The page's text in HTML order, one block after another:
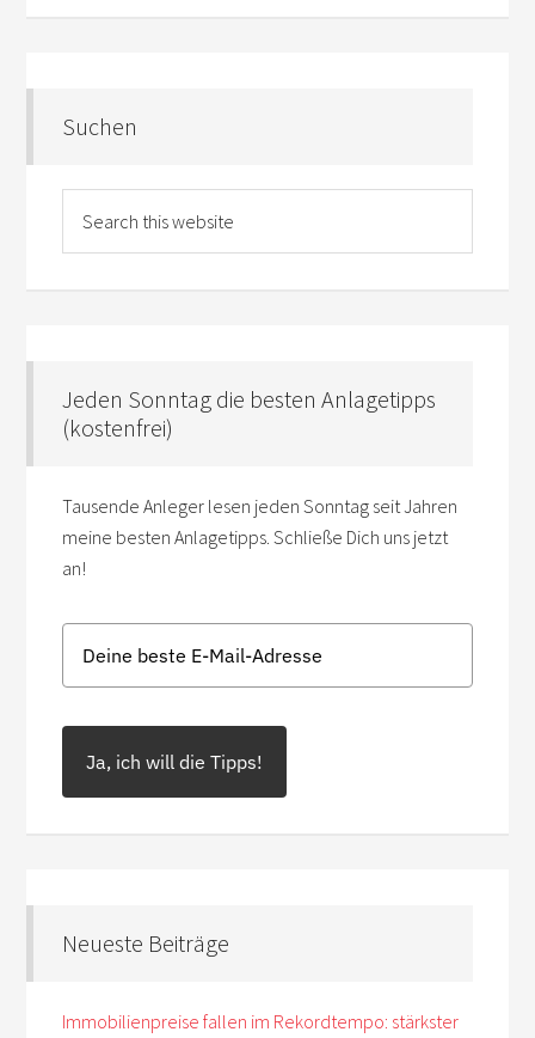
Suchen
Jeden Sonntag die besten Anlagetipps
(kostenfrei)
Tausende Anleger lesen jeden Sonntag seit Jahren
meine besten Anlagetipps. Schließe Dich uns jetzt
an!
Ja, ich will die Tipps!
Neueste Beiträge
Immobilienpreise fallen im Rekordtempo: stärkster